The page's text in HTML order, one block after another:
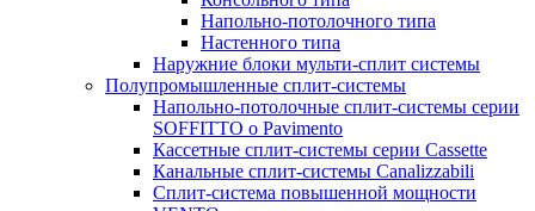
Напольно-потолочного типа
Настенного типа
Наружние блоки мульти-сплит системы
Полупромышленные сплит-системы
Напольно-потолочные сплит-системы серии
SOFFITTO o Pavimento
Кассетные сплит-системы серии Cassette
Канальные сплит-системы Canalizzabili
Сплит-система повышенной мощности